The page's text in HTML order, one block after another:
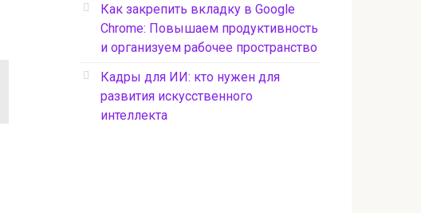
Как закрепить вкладку в Google
Chrome: Повышаем продуктивность
и организуем рабочее пространство
Кадры для ИИ: кто нужен для
развития искусственного
интеллекта